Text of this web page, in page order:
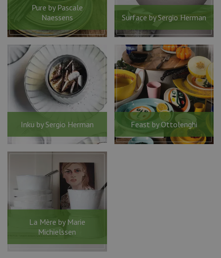
Pure by Pascale
Naessens
Surface by Sergio Herman
Inku by Sergio Herman Feast by Ottolenghi
La Mère by Marie
Michielssen